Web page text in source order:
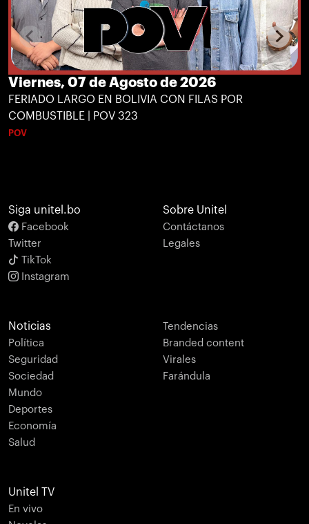
Viernes, 07 de Agosto de 2026
FERIADO LARGO EN BOLIVIA CON FILAS POR
COMBUSTIBLE | POV 323
POV
Siga unitel.bo
Facebook
Twitter
TikTok
Instagram
Sobre Unitel
Contáctanos
Legales
Noticias
Política
Seguridad
Sociedad
Mundo
Deportes
Economía
Salud
Tendencias
Branded content
Virales
Farándula
Unitel TV
En vivo